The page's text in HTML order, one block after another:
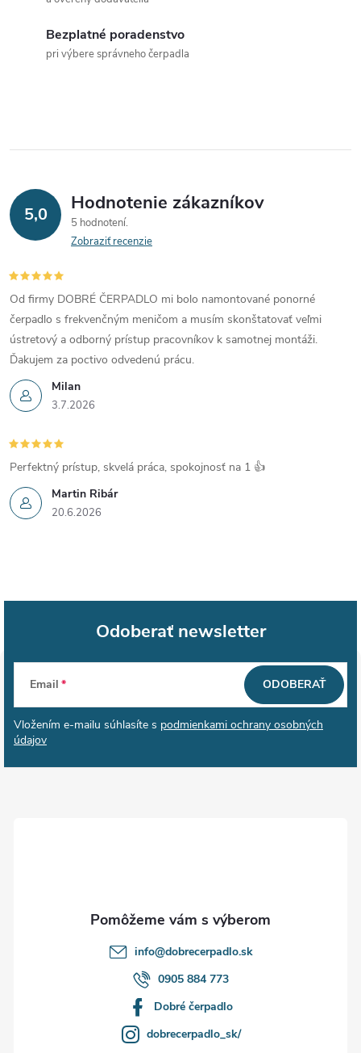
v
k
y
v
ý
p
i
u
Bezplatné poradenstvo
pri výbere správneho čerpadla
5,0 Hodnotenie zákazníkov
5 hodnotení
Zobraziť recenzie
Milan
3.7.2026
Od firmy DOBRÉ ČERPADLO mi bolo namontované ponorné
čerpadlo s frekvenčným meničom a musím skonštatovať veľmi
ústretový a odborný prístup pracovníkov k samotnej montáži.
Ďakujem za poctivo odvedenú prácu.
Martin Ribár
20.6.2026
Perfektný prístup, skvelá práca, spokojnosť na 1 👍
Z
á
p
Odoberať newsletter
Email
Vložením e-mailu súhlasíte s podmienkami ochrany osobných
údajov
ODOBERAŤ
info@dobrecerpadlo.sk
0905 884 773
Dobré čerpadlo
dobrecerpadlo_sk/